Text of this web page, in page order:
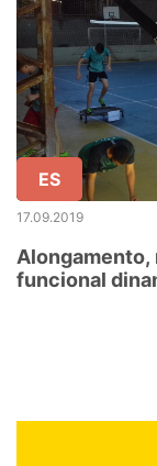
ES
17.09.2019
funcional